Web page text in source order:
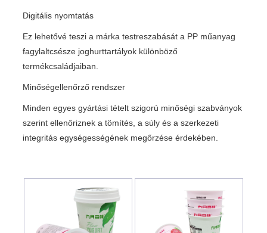
Digitális nyomtatás
Ez lehetővé teszi a márka testreszabását a PP műanyag
fagylaltcsésze joghurttartályok különböző
termékcsaládjaiban.
Minőségellenőrző rendszer
Minden egyes gyártási tételt szigorú minőségi szabványok
szerint ellenőriznek a tömítés, a súly és a szerkezeti
integritás egységességének megőrzése érdekében.